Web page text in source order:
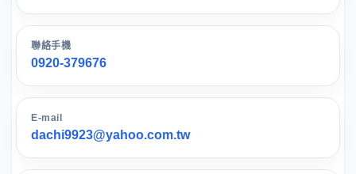
聯絡手機
0920-379676
E-mail
dachi9923@yahoo.com.tw